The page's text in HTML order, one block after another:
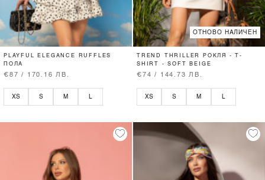
PLAYFUL ELEGANCE RUFFLES
ПОЛА
€87 / 170.16 ЛВ.
XS S M
ОТНОВО НАЛИЧЕН
TREND THRILLER РОКЛЯ - T-
SHIRT - SOFT BEIGE
€74 / 144.73 ЛВ.
XS S M